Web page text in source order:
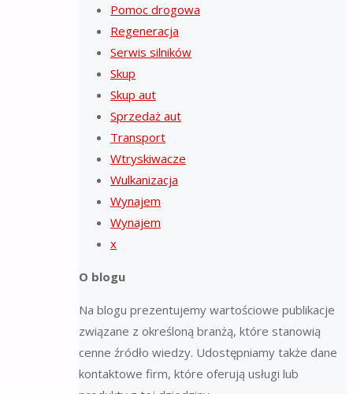
Pomoc drogowa
Regeneracja
Serwis silników
Skup
Skup aut
Sprzedaż aut
Transport
Wtryskiwacze
Wulkanizacja
Wynajem
Wynajem
x
O blogu
Na blogu prezentujemy wartościowe publikacje
związane z określoną branżą, które stanowią
cenne źródło wiedzy. Udostępniamy także dane
kontaktowe firm, które oferują usługi lub